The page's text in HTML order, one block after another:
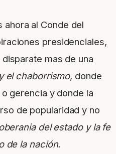
ahora al Conde del
presidenciales,
mas de una
el chaborrismo, donde
gerencia y donde la
de popularidad y no
del estado y la fe
de la nación.